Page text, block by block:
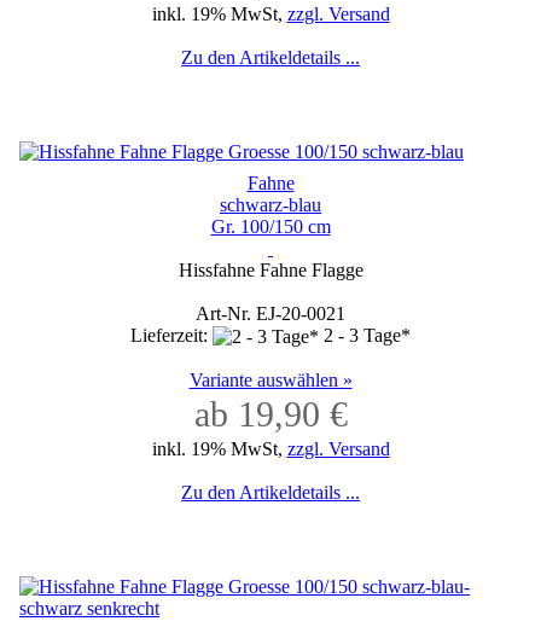
inkl. 19% MwSt, zzgl. Versand
Zu den Artikeldetails ...
Fahne
schwarz-blau
Gr. 100/150 cm
Hissfahne Fahne Flagge
Art-Nr. EJ-20-0021
Lieferzeit:
2 - 3 Tage*
Variante auswählen »
ab 19,90 €
inkl. 19% MwSt, zzgl. Versand
Zu den Artikeldetails ...